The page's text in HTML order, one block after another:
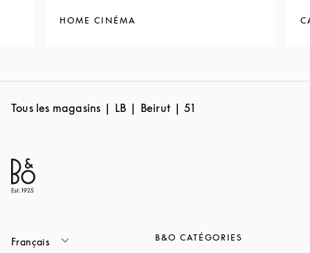
HOME CINÉMA
Tous les magasins LB Beirut 51
Français B&O CATÉGORIES